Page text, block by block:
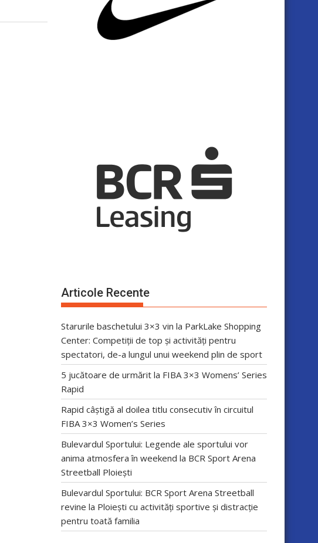
Articole Recente
Starurile baschetului 3×3 vin la ParkLake Shopping
Center: Competiții de top și activități pentru
spectatori, de-a lungul unui weekend plin de sport
5 jucătoare de urmărit la FIBA 3×3 Womens’ Series
Rapid
Rapid câștigă al doilea titlu consecutiv în circuitul
FIBA 3×3 Women’s Series
Bulevardul Sportului: Legende ale sportului vor
anima atmosfera în weekend la BCR Sport Arena
Streetball Ploiești
Bulevardul Sportului: BCR Sport Arena Streetball
revine la Ploiești cu activități sportive și distracție
pentru toată familia